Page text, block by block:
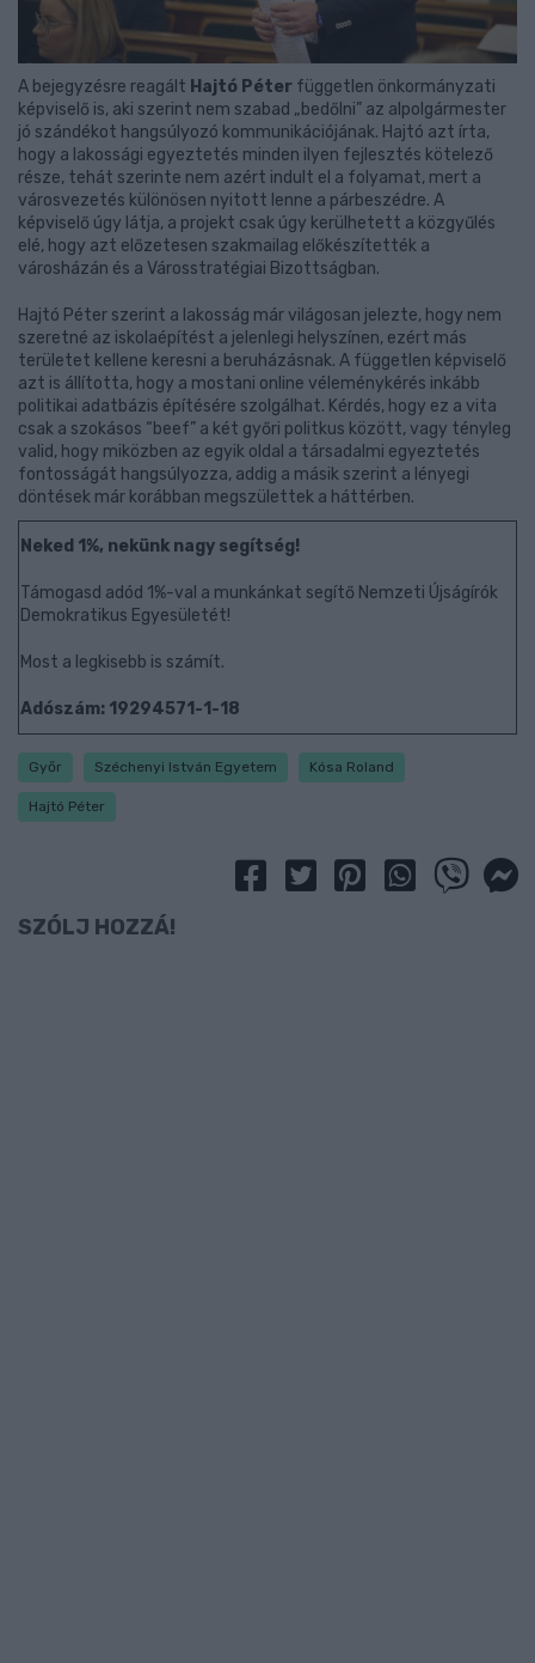
A bejegyzésre reagált Hajtó Péter független önkormányzati
képviselő is, aki szerint nem szabad „bedőlni” az alpolgármester
jó szándékot hangsúlyozó kommunikációjának. Hajtó azt írta,
hogy a lakossági egyeztetés minden ilyen fejlesztés kötelező
része, tehát szerinte nem azért indult el a folyamat, mert a
városvezetés különösen nyitott lenne a párbeszédre. A
képviselő úgy látja, a projekt csak úgy kerülhetett a közgyűlés
elé, hogy azt előzetesen szakmailag előkészítették a
városházán és a Városstratégiai Bizottságban.
Hajtó Péter szerint a lakosság már világosan jelezte, hogy nem
szeretné az iskolaépítést a jelenlegi helyszínen, ezért más
területet kellene keresni a beruházásnak. A független képviselő
azt is állította, hogy a mostani online véleménykérés inkább
politikai adatbázis építésére szolgálhat. Kérdés, hogy ez a vita
csak a szokásos “beef” a két győri politkus között, vagy tényleg
valid, hogy miközben az egyik oldal a társadalmi egyeztetés
fontosságát hangsúlyozza, addig a másik szerint a lényegi
döntések már korábban megszülettek a háttérben.
Neked 1%, nekünk nagy segítség!
Támogasd adód 1%-val a munkánkat segítő Nemzeti Újságírók
Demokratikus Egyesületét!
Most a legkisebb is számít.
Adószám: 19294571-1-18
Győr Széchenyi István Egyetem Kósa Roland
Hajtó Péter
SZÓLJ HOZZÁ!